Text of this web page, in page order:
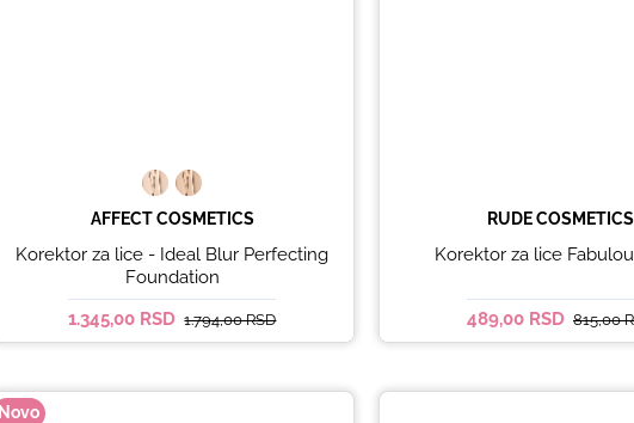
AFFECT COSMETICS
Korektor za lice - Ideal Blur Perfecting
Foundation
1.345,00 RSD 1.794,00 RSD
RUDE COSMETICS
Korektor za lice
489,00 RSD 815,00
Novo